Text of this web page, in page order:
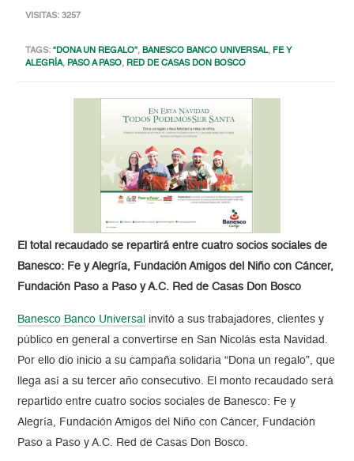
VISITAS: 3257
TAGS:“DONA UN REGALO”,BANESCO BANCO UNIVERSAL, FE Y
ALEGRÍA, PASO A PASO, RED DE CASAS DON BOSCO
El total recaudado se repartirá entre cuatro socios sociales de
Banesco: Fe y Alegría, Fundación Amigos del Niño con Cáncer,
Fundación Paso a Paso y A.C. Red de Casas Don Bosco
Banesco Banco Universal invitó a sus trabajadores, clientes y
público en general a convertirse en San Nicolás esta Navidad.
Por ello dio inicio a su campaña solidaria “Dona un regalo”, que
llega así a su tercer año consecutivo. El monto recaudado será
repartido entre cuatro socios sociales de Banesco: Fe y
Alegría, Fundación Amigos del Niño con Cáncer, Fundación
Paso a Paso y A.C. Red de Casas Don Bosco.